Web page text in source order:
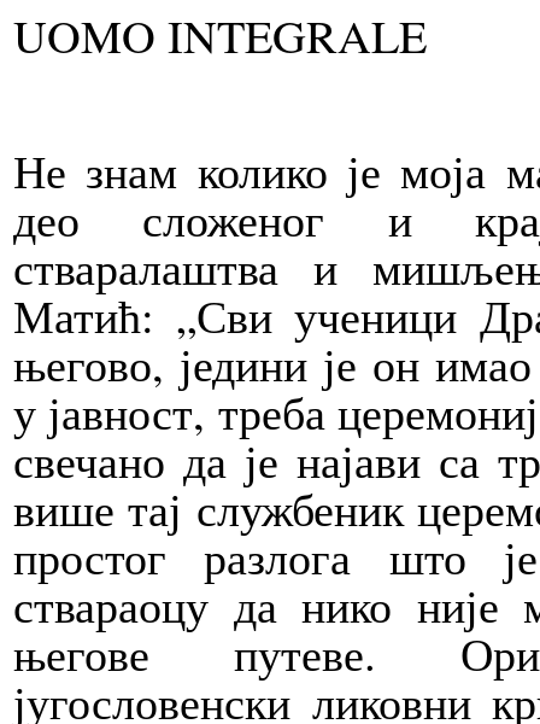
UOMO INTEGRALE
Не знам колико је моја
део сложеног и
стваралаштва и
Матић: „Сви ученици
његово, једини је он
у јавност, треба
свечано да је најави са
више тај службеник
простог разлога што
ствараоцу да нико није
његове путеве.
југословенски ликовни